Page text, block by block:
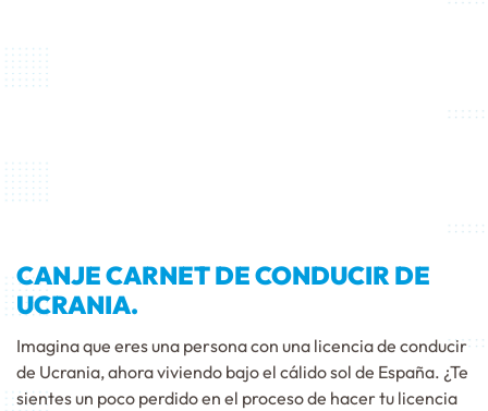
CANJE CARNET DE CONDUCIR DE
UCRANIA.
Imagina que eres una persona con una licencia de conducir
de Ucrania, ahora viviendo bajo el cálido sol de España. ¿Te
sientes un poco perdido en el proceso de hacer tu licencia